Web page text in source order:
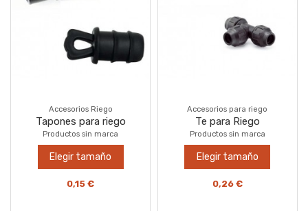
Accesorios Riego
Tapones para riego
Productos sin marca
Elegir tamaño
0,15 €
Accesorios para riego
Te para Riego
Productos sin marca
Elegir tamaño
0,26 €